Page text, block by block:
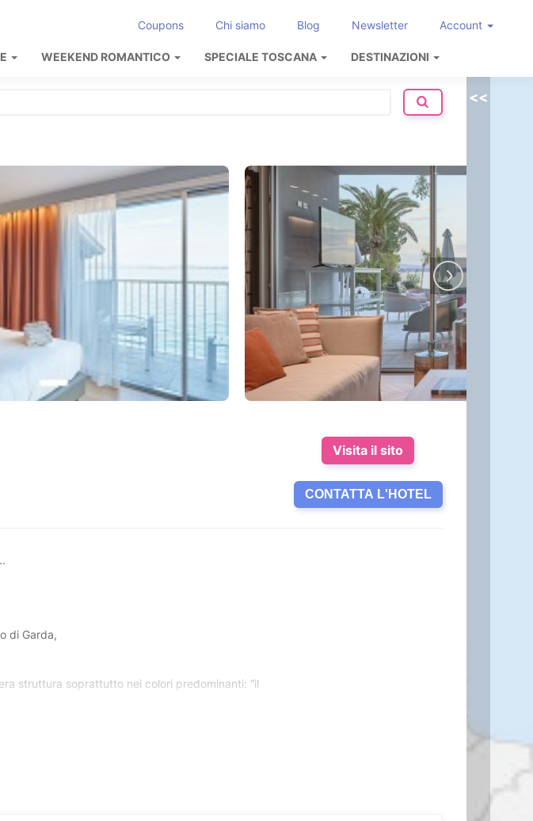
Coupons Chi siamo Blog Newsletter Account
WEEKEND ROMANTICO SPECIALE TOSCANA DESTINAZIONI
Visita il sito
CONTATTA L'HOTEL
di Garda,
struttura soprattutto nei colori predominanti: “il
e i preziosi benefici dell’acqua termale.
- Adults Only
<<